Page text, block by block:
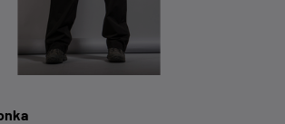
Informationen anzeigen
Datenschutzerklärung